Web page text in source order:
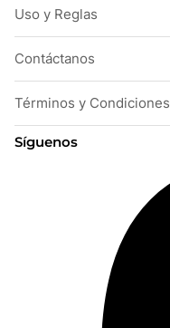
Uso y Reglas
Contáctanos
Términos y Condiciones
Síguenos